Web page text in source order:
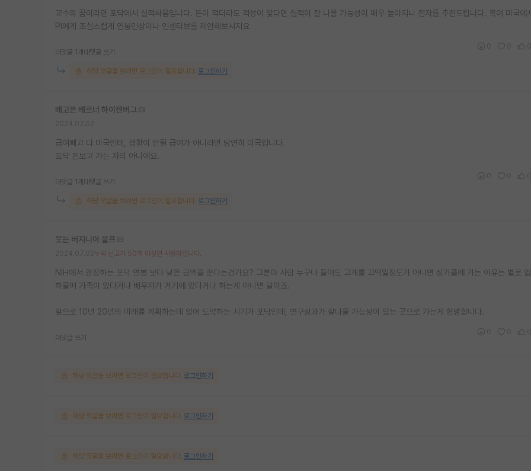
교수의 꿈이라면 포닥에서 실적싸움입니다. 돈이 적더라도 적성이 맞다면 실적이 잘 나올 가능성이 매우 높아지니 전자를 추천드립니다. 혹여 미국에
PI에게 조심스럽게 연봉인상이나 인센티브를 제안해보시지요
대댓글 1개 대댓글 쓰기
해당 댓글을 보려면 로그인이 필요합니다. 로그인하기
배고픈 베르너 하이젠버그
급여빼고 다 미국인데, 생활이 안될 급여가 아니라면 당연히 미국입니다.
포닥 돈보고 가는 자리 아니에요.
대댓글 1개 대댓글 쓰기
해당 댓글을 보려면 로그인이 필요합니다. 로그인하기
웃는 버지니아 울프
누적 신고가 50개 이상인 사용자입니다.
NIH에서 권장하는 포닥 연봉 보다 낮은 금액을 준다는건가요? 그분야 사람 누구나 들어도 고개를 끄떡일정도가 아니면 싱가폴에 가는 이유는 별로 없
하물며 가족이 있다거나 배우자가 거기에 있다거나 하는게 아니면 말이죠.
앞으로 10년 20년의 미래를 계획하는데 있어 도약하는 시기가 포닥인데, 연구성과가 잘나올 가능성이 있는 곳으로 가는게 현명합니다.
대댓글 쓰기
해당 댓글을 보려면 로그인이 필요합니다. 로그인하기
해당 댓글을 보려면 로그인이 필요합니다. 로그인하기
해당 댓글을 보려면 로그인이 필요합니다. 로그인하기